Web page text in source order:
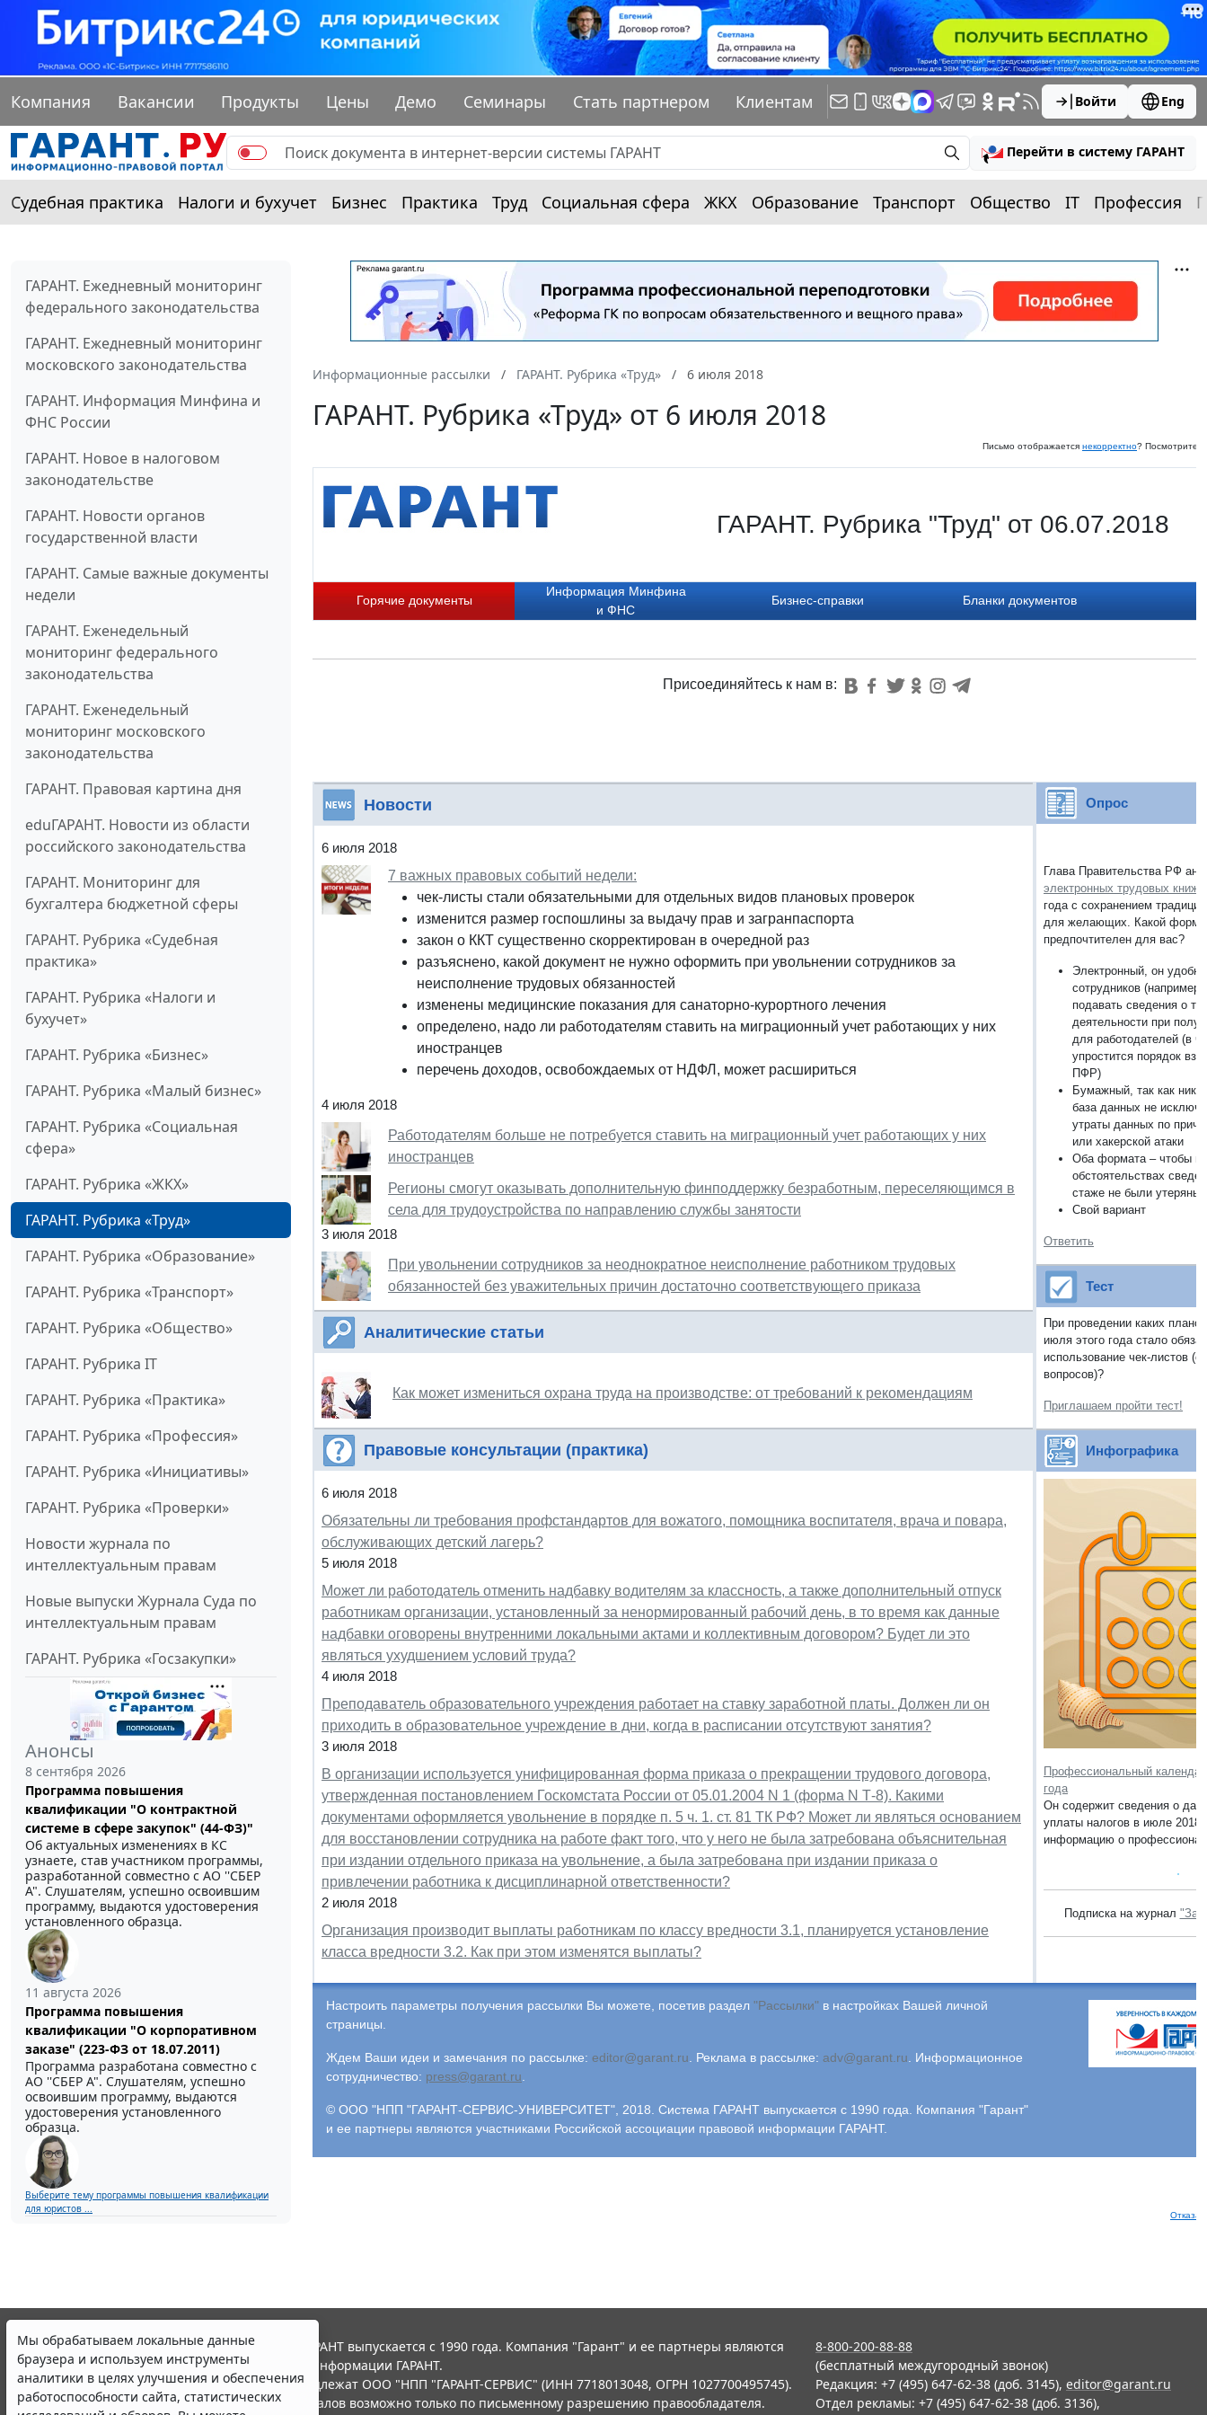
Компания Вакансии Продукты Цены Демо Семинары Стать партнером Клиентам Войти Eng
Перейти в систему ГАРАНТ
Судебная практика Налоги и бухучет Бизнес Практика Труд Социальная сфера ЖКХ Образование Транспорт Общество IT Профессия
ГАРАНТ. Ежедневный мониторинг
федерального законодательства
ГАРАНТ. Ежедневный мониторинг
московского законодательства
ГАРАНТ. Информация Минфина и
ФНС России
ГАРАНТ. Новое в налоговом
законодательстве
ГАРАНТ. Новости органов
государственной власти
ГАРАНТ. Самые важные документы
недели
ГАРАНТ. Еженедельный
мониторинг федерального
законодательства
ГАРАНТ. Еженедельный
мониторинг московского
законодательства
ГАРАНТ. Правовая картина дня
eduГАРАНТ. Новости из области
российского законодательства
ГАРАНТ. Мониторинг для
бухгалтера бюджетной сферы
ГАРАНТ. Рубрика «Судебная
практика»
ГАРАНТ. Рубрика «Налоги и
бухучет»
ГАРАНТ. Рубрика «Бизнес»
ГАРАНТ. Рубрика «Малый бизнес»
ГАРАНТ. Рубрика «Социальная
сфера»
ГАРАНТ. Рубрика «ЖКХ»
ГАРАНТ. Рубрика «Труд»
ГАРАНТ. Рубрика «Образование»
ГАРАНТ. Рубрика «Транспорт»
ГАРАНТ. Рубрика «Общество»
ГАРАНТ. Рубрика IT
ГАРАНТ. Рубрика «Практика»
ГАРАНТ. Рубрика «Профессия»
ГАРАНТ. Рубрика «Инициативы»
ГАРАНТ. Рубрика «Проверки»
Новости журнала по
интеллектуальным правам
Новые выпуски Журнала Суда по
интеллектуальным правам
ГАРАНТ. Рубрика «Госзакупки»
Анонсы
8 сентября 2026
Программа повышения
квалификации "О контрактной
системе в сфере закупок" (44-ФЗ)"
Об актуальных изменениях в КС
узнаете, став участником программы,
разработанной совместно с АО ''СБЕР
А". Слушателям, успешно освоившим
программу, выдаются удостоверения
установленного образца.
11 августа 2026
Программа повышения
квалификации "О корпоративном
заказе" (223-ФЗ от 18.07.2011)
Программа разработана совместно с
АО ''СБЕР А". Слушателям, успешно
освоившим программу, выдаются
удостоверения установленного
образца.
Выберите тему программы повышения квалификации
для юристов ...
Информационные рассылки ГАРАНТ. Рубрика «Труд» 6 июля 2018
ГАРАНТ. Рубрика «Труд» от 6 июля 2018
Письмо отображается некорректно? Посмотрите
ГАРАНТ. Рубрика "Труд" от 06.07.2018
Горячие документы
Информация Минфина
и ФНС
Бизнес-справки Бланки документов
Присоединяйтесь к нам в:
Новости
6 июля 2018
7 важных правовых событий недели:
чек-листы стали обязательными для отдельных видов плановых проверок
изменится размер госпошлины за выдачу прав и загранпаспорта
закон о ККТ существенно скорректирован в очередной раз
разъяснено, какой документ не нужно оформить при увольнении сотрудников за
неисполнение трудовых обязанностей
изменены медицинские показания для санаторно-курортного лечения
определено, надо ли работодателям ставить на миграционный учет работающих у них
иностранцев
перечень доходов, освобождаемых от НДФЛ, может расшириться
4 июля 2018
Работодателям больше не потребуется ставить на миграционный учет работающих у них
иностранцев
Регионы смогут оказывать дополнительную финподдержку безработным, переселяющимся в
села для трудоустройства по направлению службы занятости
3 июля 2018
При увольнении сотрудников за неоднократное неисполнение работником трудовых
обязанностей без уважительных причин достаточно соответствующего приказа
Аналитические статьи
Как может измениться охрана труда на производстве: от требований к рекомендациям
Правовые консультации (практика)
6 июля 2018
Обязательны ли требования профстандартов для вожатого, помощника воспитателя, врача и повара,
обслуживающих детский лагерь?
5 июля 2018
Может ли работодатель отменить надбавку водителям за классность, а также дополнительный отпуск
работникам организации, установленный за ненормированный рабочий день, в то время как данные
надбавки оговорены внутренними локальными актами и коллективным договором? Будет ли это
являться ухудшением условий труда?
4 июля 2018
Преподаватель образовательного учреждения работает на ставку заработной платы. Должен ли он
приходить в образовательное учреждение в дни, когда в расписании отсутствуют занятия?
3 июля 2018
В организации используется унифицированная форма приказа о прекращении трудового договора,
утвержденная постановлением Госкомстата России от 05.01.2004 N 1 (форма N Т-8). Какими
документами оформляется увольнение в порядке п. 5 ч. 1. ст. 81 ТК РФ? Может ли являться основанием
для восстановлении сотрудника на работе факт того, что у него не была затребована объяснительная
при издании отдельного приказа на увольнение, а была затребована при издании приказа о
привлечении работника к дисциплинарной ответственности?
2 июля 2018
Организация производит выплаты работникам по классу вредности 3.1, планируется установление
класса вредности 3.2. Как при этом изменятся выплаты?
Опрос
Глава Правительства РФ
электронных трудовых
года с сохранением
для желающих. Какой
предпочтителен для вас?
Электронный, он
сотрудников
подавать сведения о
деятельности при
для работодателей (в
упростится порядок
ПФР)
Бумажный, так как
база данных не
утраты данных по
или хакерской атаки
Оба формата – чтобы
обстоятельствах
стаже не были утеряны
Свой вариант
Ответить
Тест
При проведении каких
июля этого года стало
использование чек-листов
вопросов)?
Приглашаем пройти тест!
Инфографика
Профессиональный
года
Он содержит сведения о
уплаты налогов в июле 2018
информацию о
Подписка на журнал
Настроить параметры получения рассылки Вы можете, посетив раздел "Рассылки" в настройках Вашей личной
страницы.
Ждем Ваши идеи и замечания по рассылке: editor@garant.ru. Реклама в рассылке: adv@garant.ru. Информационное
сотрудничество: press@garant.ru.
© ООО "НПП "ГАРАНТ-СЕРВИС-УНИВЕРСИТЕТ", 2018. Система ГАРАНТ выпускается с 1990 года. Компания "Гарант"
и ее партнеры являются участниками Российской ассоциации правовой информации ГАРАНТ.
Мы обрабатываем локальные данные
браузера и используем инструменты
аналитики в целях улучшения и обеспечения
работоспособности сайта, статистических
© ООО "НПП "ГАРАНТ-СЕРВИС", 2026. Система ГАРАНТ выпускается с 1990 года. Компания "Гарант" и ее партнеры являются
участниками Российской ассоциации правовой информации ГАРАНТ.
Все права на материалы сайта ГАРАНТ.РУ принадлежат ООО "НПП "ГАРАНТ-СЕРВИС" (ИНН 7718013048, ОГРН 1027700495745).
Полное или частичное воспроизведение материалов возможно только по письменному разрешению правообладателя.
8-800-200-88-88
(бесплатный междугородный звонок)
Редакция: +7 (495) 647-62-38 (доб. 3145), editor@garant.ru
Отдел рекламы: +7 (495) 647-62-38 (доб. 3136),